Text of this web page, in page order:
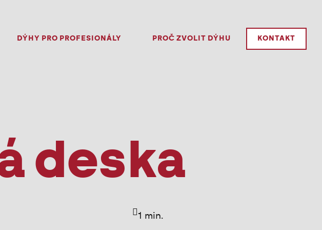
DÝHY PRO PROFESIONÁLY PROČ ZVOLIT DÝHU KONTAKT
deska
1 min.